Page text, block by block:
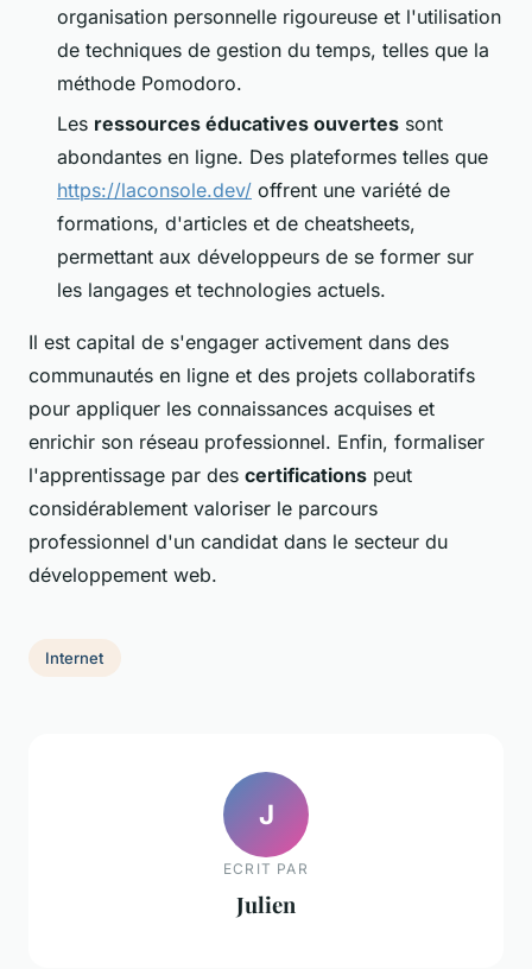
organisation personnelle rigoureuse et l'utilisation
de techniques de gestion du temps, telles que la
méthode Pomodoro.
Les ressources éducatives ouvertes sont
abondantes en ligne. Des plateformes telles que
https://laconsole.dev/ offrent une variété de
formations, d'articles et de cheatsheets,
permettant aux développeurs de se former sur
les langages et technologies actuels.
Il est capital de s'engager activement dans des
communautés en ligne et des projets collaboratifs
pour appliquer les connaissances acquises et
enrichir son réseau professionnel. Enfin, formaliser
l'apprentissage par des certifications peut
considérablement valoriser le parcours
professionnel d'un candidat dans le secteur du
développement web.
Internet
J
ECRIT PAR
Julien